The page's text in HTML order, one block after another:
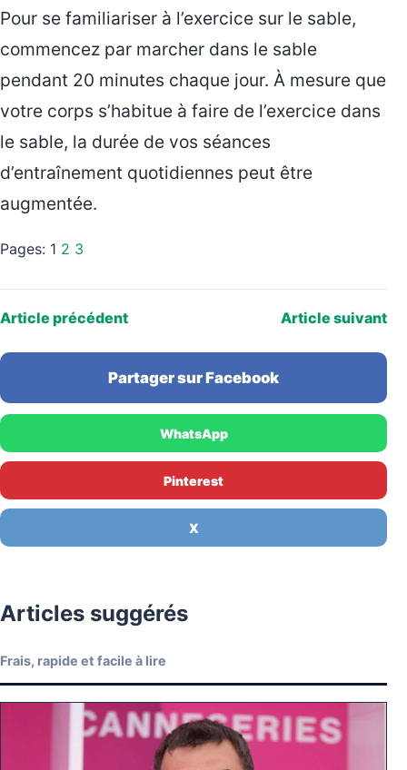
Pour se familiariser à l’exercice sur le sable,
commencez par marcher dans le sable
pendant 20 minutes chaque jour. À mesure que
votre corps s’habitue à faire de l’exercice dans
le sable, la durée de vos séances
d’entraînement quotidiennes peut être
augmentée.
Pages: 1 2 3
Article précédent Article suivant
Partager sur Facebook
WhatsApp
Pinterest
X
Articles suggérés
Frais, rapide et facile à lire